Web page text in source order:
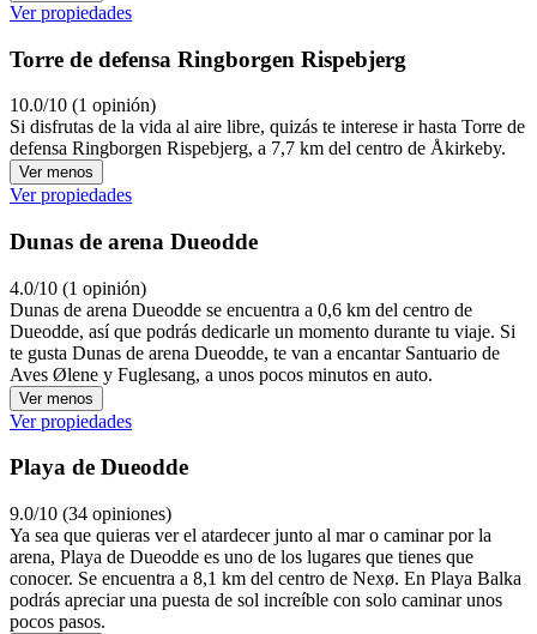
Ver propiedades
Torre de defensa Ringborgen Rispebjerg
10.0/10 (1 opinión)
Si disfrutas de la vida al aire libre, quizás te interese ir hasta Torre de
defensa Ringborgen Rispebjerg, a 7,7 km del centro de Åkirkeby.
Ver menos
Ver propiedades
Dunas de arena Dueodde
4.0/10 (1 opinión)
Dunas de arena Dueodde se encuentra a 0,6 km del centro de
Dueodde, así que podrás dedicarle un momento durante tu viaje. Si
te gusta Dunas de arena Dueodde, te van a encantar Santuario de
Aves Ølene y Fuglesang, a unos pocos minutos en auto.
Ver menos
Ver propiedades
Playa de Dueodde
9.0/10 (34 opiniones)
Ya sea que quieras ver el atardecer junto al mar o caminar por la
arena, Playa de Dueodde es uno de los lugares que tienes que
conocer. Se encuentra a 8,1 km del centro de Nexø. En Playa Balka
podrás apreciar una puesta de sol increíble con solo caminar unos
pocos pasos.